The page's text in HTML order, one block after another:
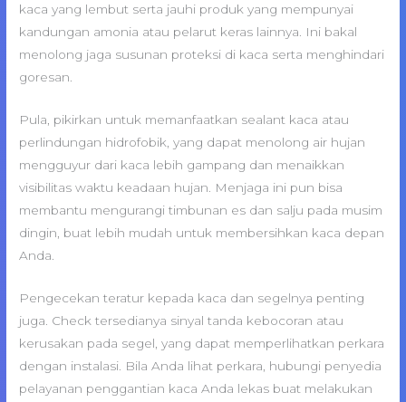
kaca yang lembut serta jauhi produk yang mempunyai
kandungan amonia atau pelarut keras lainnya. Ini bakal
menolong jaga susunan proteksi di kaca serta menghindari
goresan.
Pula, pikirkan untuk memanfaatkan sealant kaca atau
perlindungan hidrofobik, yang dapat menolong air hujan
mengguyur dari kaca lebih gampang dan menaikkan
visibilitas waktu keadaan hujan. Menjaga ini pun bisa
membantu mengurangi timbunan es dan salju pada musim
dingin, buat lebih mudah untuk membersihkan kaca depan
Anda.
Pengecekan teratur kepada kaca dan segelnya penting
juga. Check tersedianya sinyal tanda kebocoran atau
kerusakan pada segel, yang dapat memperlihatkan perkara
dengan instalasi. Bila Anda lihat perkara, hubungi penyedia
pelayanan penggantian kaca Anda lekas buat melakukan